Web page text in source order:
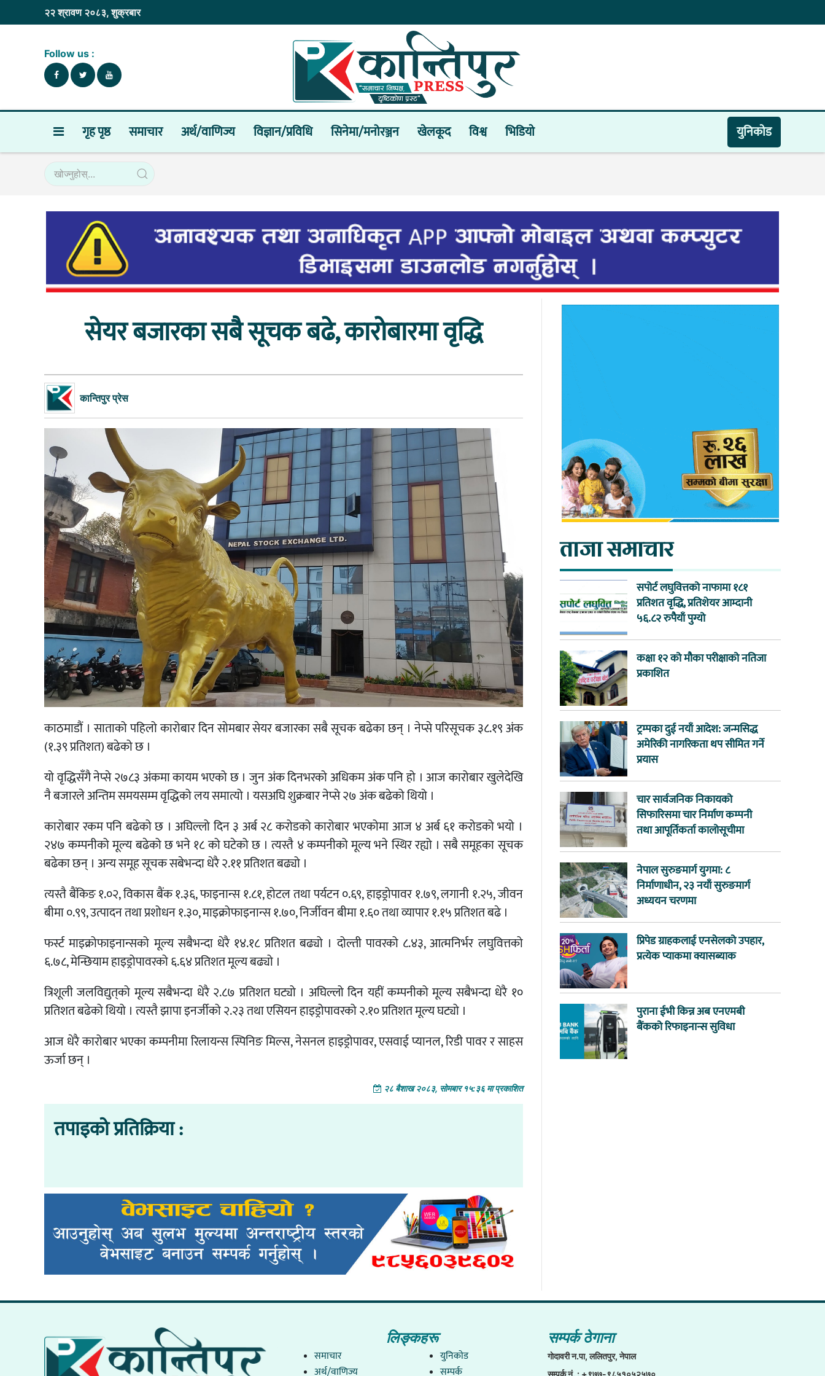
२२ श्रावण २०८३, शुक्रबार
Follow us :
गृह पृष्ठ समाचार अर्थ/वाणिज्य विज्ञान/प्रविधि सिनेमा/मनोरञ्जन खेलकूद विश्व भिडियाे युनिकाेड
सेयर बजारका सबै सूचक बढे, कारोबारमा वृद्धि
कान्तिपुर प्रेस
काठमाडौं । साताको पहिलो कारोबार दिन सोमबार सेयर बजारका सबै सूचक बढेका छन् । नेप्से परिसूचक ३८.१९ अंक
(१.३९ प्रतिशत) बढेको छ ।
यो वृद्धिसँगै नेप्से २७८३ अंकमा कायम भएको छ । जुन अंक दिनभरको अधिकम अंक पनि हो । आज कारोबार खुलेदेखि
नै बजारले अन्तिम समयसम्म वृद्धिको लय समात्यो । यसअघि शुक्रबार नेप्से २७ अंक बढेको थियो ।
कारोबार रकम पनि बढेको छ । अघिल्लो दिन ३ अर्ब २८ करोडको कारोबार भएकोमा आज ४ अर्ब ६१ करोडको भयो ।
२४७ कम्पनीको मूल्य बढेको छ भने १८ को घटेको छ । त्यस्तै ४ कम्पनीको मूल्य भने स्थिर रह्यो । सबै समूहका सूचक
बढेका छन् । अन्य समूह सूचक सबेभन्दा धेरै २.११ प्रतिशत बढ्यो ।
त्यस्तै बैंकिङ १.०२, विकास बैंक १.३६, फाइनान्स १.८१, होटल तथा पर्यटन ०.६९, हाइड्रोपावर १.७९, लगानी १.२५, जीवन
बीमा ०.९९, उत्पादन तथा प्रशोधन १.३०, माइक्रोफाइनान्स १.७०, निर्जीवन बीमा १.६० तथा व्यापार १.१५ प्रतिशत बढे ।
फर्स्ट माइक्रोफाइनान्सको मूल्य सबैभन्दा धेरै १४.१८ प्रतिशत बढ्यो । दोल्ती पावरको ८.४३, आत्मनिर्भर लघुवित्तको
६.७८, मेन्छियाम हाइड्रोपावरको ६.६४ प्रतिशत मूल्य बढ्यो ।
त्रिशूली जलविद्युत्‌को मूल्य सबैभन्दा धेरै २.८७ प्रतिशत घट्यो । अघिल्लो दिन यहीं कम्पनीको मूल्य सबैभन्दा धेरै १०
प्रतिशत बढेको थियो । त्यस्तै झापा इनर्जीको २.२३ तथा एसियन हाइड्रोपावरको २.१० प्रतिशत मूल्य घट्यो ।
आज धेरै कारोबार भएका कम्पनीमा रिलायन्स स्पिनिङ मिल्स, नेसनल हाइड्रोपावर, एसवाई प्यानल, रिडी पावर र साहस
ऊर्जा छन् ।
२८ बैशाख २०८३, सोमबार १५:३६ मा प्रकाशित
तपाइको प्रतिक्रिया :
ताजा समाचार
सपोर्ट लघुवित्तको नाफामा १८१
प्रतिशत वृद्धि, प्रतिशेयर आम्दानी
५६.८२ रुपैयाँ पुग्यो
कक्षा १२ को मौका परीक्षाको नतिजा
प्रकाशित
ट्रम्पका दुई नयाँ आदेश: जन्मसिद्ध
अमेरिकी नागरिकता थप सीमित गर्ने
प्रयास
चार सार्वजनिक निकायको
सिफारिसमा चार निर्माण कम्पनी
तथा आपूर्तिकर्ता कालोसूचीमा
नेपाल सुरुङमार्ग युगमा: ८
निर्माणाधीन, २३ नयाँ सुरुङमार्ग
अध्ययन चरणमा
प्रिपेड ग्राहकलाई एनसेलको उपहार,
प्रत्येक प्याकमा क्यासब्याक
पुराना ईभी किन्न अब एनएमबी
बैंकको रिफाइनान्स सुविधा
लिङ्कहरू
समाचार
अर्थ/वाणिज्य
युनिकाेड
सम्पर्क
सम्पर्क ठेगाना
गाेदावरी न.पा, ललितपुर, नेपाल
सम्पर्क नं. : +९७७-९८५१०५२५७०